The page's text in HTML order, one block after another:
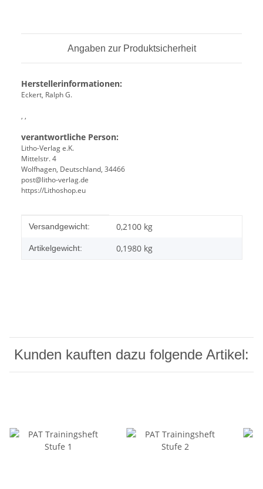
Angaben zur Produktsicherheit
Herstellerinformationen:
Eckert, Ralph G.
, ,
verantwortliche Person:
Litho-Verlag e.K.
Mittelstr. 4
Wolfhagen, Deutschland, 34466
post@litho-verlag.de
https://Lithoshop.eu
Produkteigenschaft
Wert
Versandgewicht: 0,2100 kg
Artikelgewicht: 0,1980 kg
Kunden kauften dazu folgende Artikel: